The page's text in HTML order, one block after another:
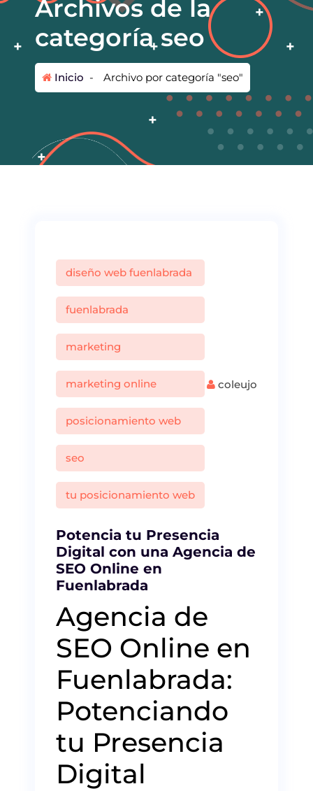
Archivos de la
categoría seo
Inicio - Archivo por categoría "seo"
diseño web fuenlabrada
fuenlabrada
marketing
marketing online
posicionamiento web
seo
tu posicionamiento web
coleujo
Potencia tu Presencia
Digital con una Agencia de
SEO Online en
Fuenlabrada
Agencia de
SEO Online en
Fuenlabrada:
Potenciando
tu Presencia
Digital